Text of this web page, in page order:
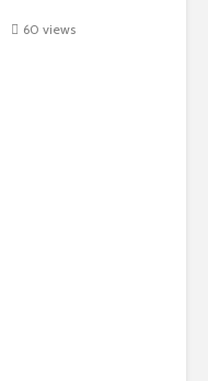
60 views